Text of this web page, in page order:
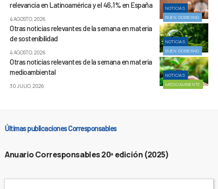
NOTICIAS
BUEN GOBIERNO
relevancia en Latinoamérica y el 46,1% en España
4 AGOSTO, 2026
NOTICIAS
BUEN GOBIERNO
Otras noticias relevantes de la semana en materia
de sostenibilidad
4 AGOSTO, 2026
NOTICIAS
MEDIOAMBIENTE
Otras noticias relevantes de la semana en materia
medioambiental
30 JULIO, 2026
Últimas publicaciones Corresponsables
Anuario Corresponsables 20ª edición (2025)